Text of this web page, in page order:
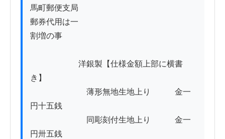
馬町郵便支局
郵券代用は一
割増の事
洋銀製【仕様金額上部に横書
き】
薄形無地生地上り　　　金一
円十五銭
同彫刻付生地上り　　　金一
円卅五銭